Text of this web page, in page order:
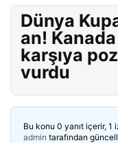
Dünya
an!
karşıya
vurdu
Bu konu 0 yanıt içerir, 1
admin tarafından